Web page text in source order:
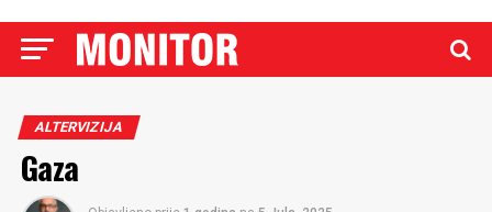
ALTERVIZIJA
Gaza